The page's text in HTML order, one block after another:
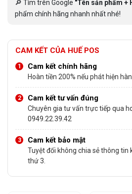
🔎 Tìm trên Google "Tên sản phẩm +
phẩm chính hãng nhanh nhất nhé!
CAM KẾT CỦA HUẾ POS
Cam kết chính hãng
Hoàn tiền 200% nếu phát hiện
Cam kết tư vấn đúng
Chuyên gia tư vấn trực tiếp qua
0949.22.39.42
Cam kết bảo mật
Tuyệt đối không chia sẻ thông tin
thứ 3.